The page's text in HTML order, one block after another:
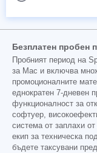
Безплатен пробен
Пробният период на
за Mac и включва
промоционалните
еднократен 7-дневен
функционалност за
софтуер,
система от заплахи
екип за техническа
бъдете таксувани